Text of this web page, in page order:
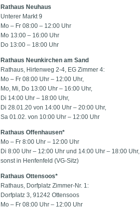
Rathaus Neuhaus
Unterer Markt 9
Mo – Fr 08:00 – 12:00 Uhr
Mo 13:00 – 16:00 Uhr
Do 13:00 – 18:00 Uhr
Rathaus Neunkirchen am Sand
Rathaus, Hirtenweg 2-4, EG Zimmer 4:
Mo – Fr 08:00 Uhr – 12:00 Uhr,
Mo, Mi, Do 13:00 Uhr – 16:00 Uhr,
Di 14:00 Uhr – 18:00 Uhr,
Di 28.01.20 von 14:00 Uhr – 20:00 Uhr,
Sa 01.02. von 10:00 Uhr – 12:00 Uhr
Rathaus Offenhausen*
Mo – Fr 8:00 Uhr – 12:00 Uhr
Di 8:00 Uhr – 12:00 Uhr und 14:00 Uhr – 18:00 Uhr,
sonst in Henfenfeld (VG-Sitz)
Rathaus Ottensoos*
Rathaus, Dorfplatz Zimmer-Nr. 1:
Dorfplatz 3, 91242 Ottensoos
Mo – Fr 08:00 Uhr – 12:00 Uhr